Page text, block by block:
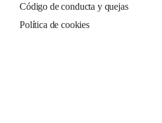
Código de conducta y quejas
Política de cookies